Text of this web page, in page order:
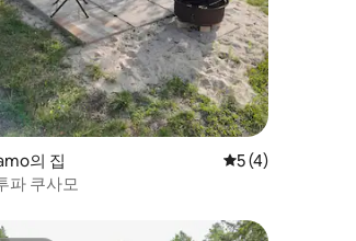
의 집 평점 5점(5점 만
5 (4)
파 쿠사모